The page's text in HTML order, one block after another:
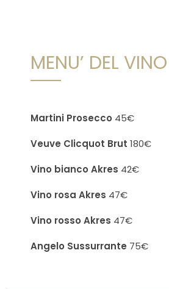
MENU’ DEL VINO
Martini Prosecco 45€
Veuve Clicquot Brut 180€
Vino bianco Akres 42€
Vino rosa Akres 47€
Vino rosso Akres 47€
Angelo Sussurrante 75€